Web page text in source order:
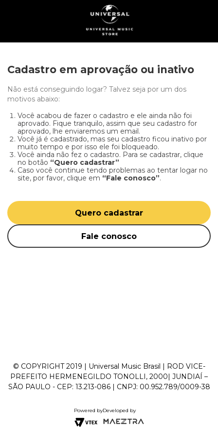
Cadastro em aprovação ou inativo
Não está conseguindo logar? Talvez seja por um dos
motivos abaixo:
Você acabou de fazer o cadastro e ele ainda não foi
aprovado. Fique tranquilo, assim que seu cadastro for
aprovado, lhe enviaremos um email.
Você já é cadastrado, mas seu cadastro ficou inativo por
muito tempo e por isso ele foi bloqueado.
Você ainda não fez o cadastro. Para se cadastrar, clique
no botão “Quero cadastrar”
Caso você continue tendo problemas ao tentar logar no
site, por favor, clique em “Fale conosco”.
Quero cadastrar
Fale conosco
© COPYRIGHT 2019 | Universal Music Brasil | ROD VICE-
PREFEITO HERMENEGILDO TONOLLI, 2000| JUNDIAÍ –
SÃO PAULO - CEP: 13.213-086 | CNPJ: 00.952.789/0009-38
Powered byDeveloped by